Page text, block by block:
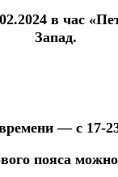
в час
Запад.
— с 17-
пояса